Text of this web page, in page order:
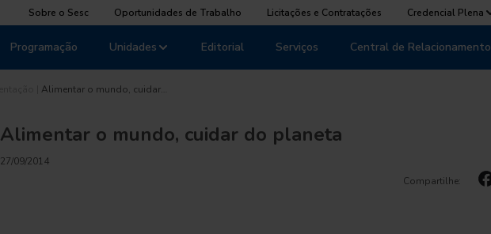
Sobre o Sesc Oportunidades de Trabalho Licitações e Contratações Credencial Plena
Unidades
Programação Editorial Serviços Central de Relacionamento
Alimentar o mundo, cuidar…
Alimentar o mundo, cuidar do planeta
27/09/2014
Compartilhe: